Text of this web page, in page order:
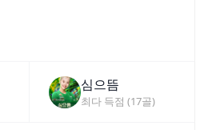
심으뜸
최다 득점 (17골)